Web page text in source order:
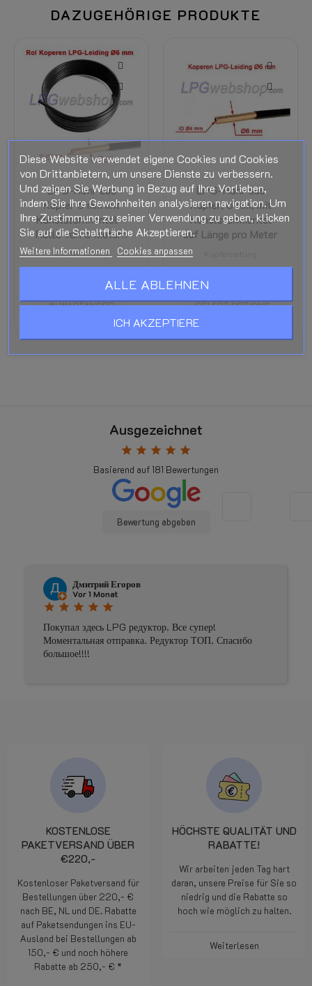
DAZUGEHÖRIGE PRODUKTE
LPG-Rohr aus
Kupfer 6 mm mit
Kunststoffmantel –
Rolle von 6 Metern
Kupferleitung
IN WARENKORB
LPG-Rohr aus
Kupfer, 6 mm, mit
Kunststoffmantel
auf Länge pro Meter
SELECT OPTIONS
Ausgezeichnet
star star star star star
Basierend auf181 Bewertungen
Bewertung abgeben
Дмитрий Егоров
Vor 1 Monat
star star star star star
Покупал здесь LPG редуктор. Все супер!
Моментальная отправка. Редуктор ТОП. Спасибо
большое!!!!
KOSTENLOSE
PAKETVERSAND ÜBER
€220,-
Kostenloser Paketversand für
Bestellungen über 220,- €
nach BE, NL und DE. Rabatte
auf Paketsendungen ins EU-
Ausland bei Bestellungen ab
150,- € und noch höhere
Rabatte ab 250,- € *
HÖCHSTE QUALITÄT UND
RABATTE!
Wir arbeiten jeden Tag hart
daran, unsere Preise für Sie so
niedrig und die Rabatte so
hoch wie möglich zu halten.
Weiterlesen
Diese Website verwendet eigene Cookies und Cookies
von Drittanbietern, um unsere Dienste zu verbessern.
Und zeigen Sie Werbung in Bezug auf Ihre Vorlieben,
indem Sie Ihre Gewohnheiten analysieren navigation. Um
Ihre Zustimmung zu seiner Verwendung zu geben, klicken
Sie auf die Schaltfläche Akzeptieren.
Weitere Informationen Cookies anpassen
ALLE ABLEHNEN
ICH AKZEPTIERE